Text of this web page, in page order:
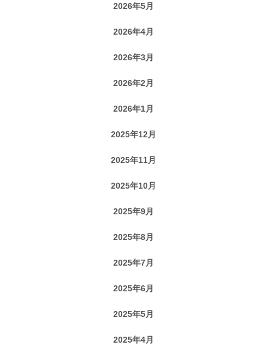
2026年5月
2026年4月
2026年3月
2026年2月
2026年1月
2025年12月
2025年11月
2025年10月
2025年9月
2025年8月
2025年7月
2025年6月
2025年5月
2025年4月